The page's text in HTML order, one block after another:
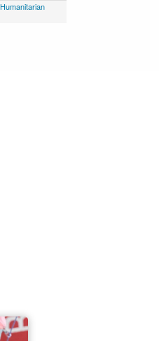
Humanitarian